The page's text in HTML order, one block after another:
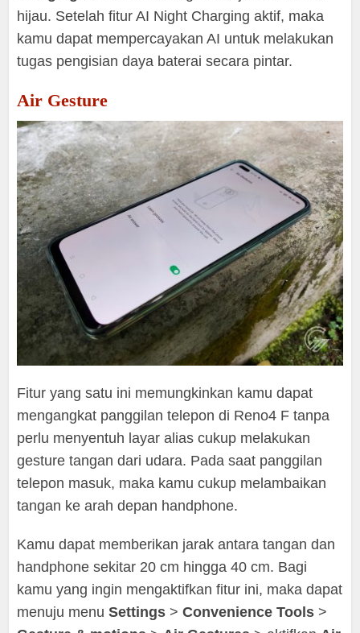
hijau. Setelah fitur AI Night Charging aktif, maka
kamu dapat mempercayakan AI untuk melakukan
tugas pengisian daya baterai secara pintar.
Air Gesture
Fitur yang satu ini memungkinkan kamu dapat
mengangkat panggilan telepon di Reno4 F tanpa
perlu menyentuh layar alias cukup melakukan
gesture tangan dari udara. Pada saat panggilan
telepon masuk, maka kamu cukup melambaikan
tangan ke arah depan handphone.
Kamu dapat memberikan jarak antara tangan dan
handphone sekitar 20 cm hingga 40 cm. Bagi
kamu yang ingin mengaktifkan fitur ini, maka dapat
menuju menuSettings >Convenience Tools >